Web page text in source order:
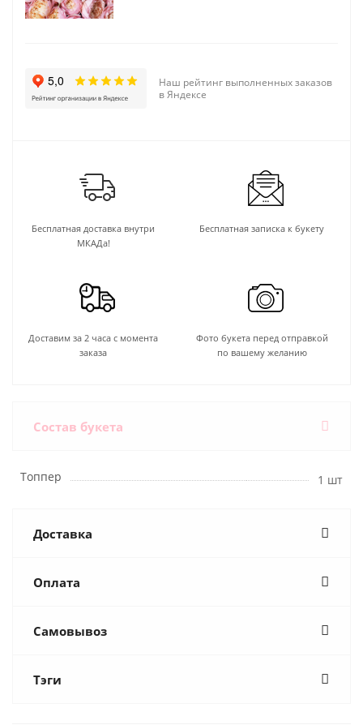
Наш рейтинг выполненных заказов
в Яндексе
Бесплатная доставка внутри
МКАДа!
Бесплатная записка к букету
Доставим за 2 часа с момента
заказа
Фото букета перед отправкой
по вашему желанию
Состав букета
Топпер 1 шт
Доставка
Оплата
Самовывоз
Тэги